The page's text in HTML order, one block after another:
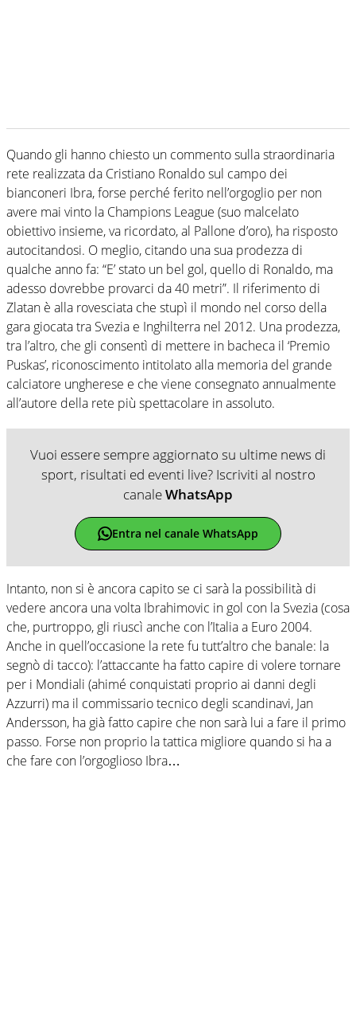
Quando gli hanno chiesto un commento sulla straordinaria
rete realizzata da Cristiano Ronaldo sul campo dei
bianconeri Ibra, forse perché ferito nell’orgoglio per non
avere mai vinto la Champions League (suo malcelato
obiettivo insieme, va ricordato, al Pallone d’oro), ha risposto
autocitandosi. O meglio, citando una sua prodezza di
qualche anno fa: “E’ stato un bel gol, quello di Ronaldo, ma
adesso dovrebbe provarci da 40 metri”. Il riferimento di
Zlatan è alla rovesciata che stupì il mondo nel corso della
gara giocata tra Svezia e Inghilterra nel 2012. Una prodezza,
tra l’altro, che gli consentì di mettere in bacheca il ‘Premio
Puskas’, riconoscimento intitolato alla memoria del grande
calciatore ungherese e che viene consegnato annualmente
all’autore della rete più spettacolare in assoluto.
Vuoi essere sempre aggiornato su ultime news di
sport, risultati ed eventi live? Iscriviti al nostro
canaleWhatsApp
Entra nel canale WhatsApp
Intanto, non si è ancora capito se ci sarà la possibilità di
vedere ancora una volta Ibrahimovic in gol con la Svezia (cosa
che, purtroppo, gli riuscì anche con l’Italia a Euro 2004.
Anche in quell’occasione la rete fu tutt’altro che banale: la
segnò di tacco): l’attaccante ha fatto capire di volere tornare
per i Mondiali (ahimé conquistati proprio ai danni degli
Azzurri) ma il commissario tecnico degli scandinavi, Jan
Andersson, ha già fatto capire che non sarà lui a fare il primo
passo. Forse non proprio la tattica migliore quando si ha a
che fare con l’orgoglioso Ibra…